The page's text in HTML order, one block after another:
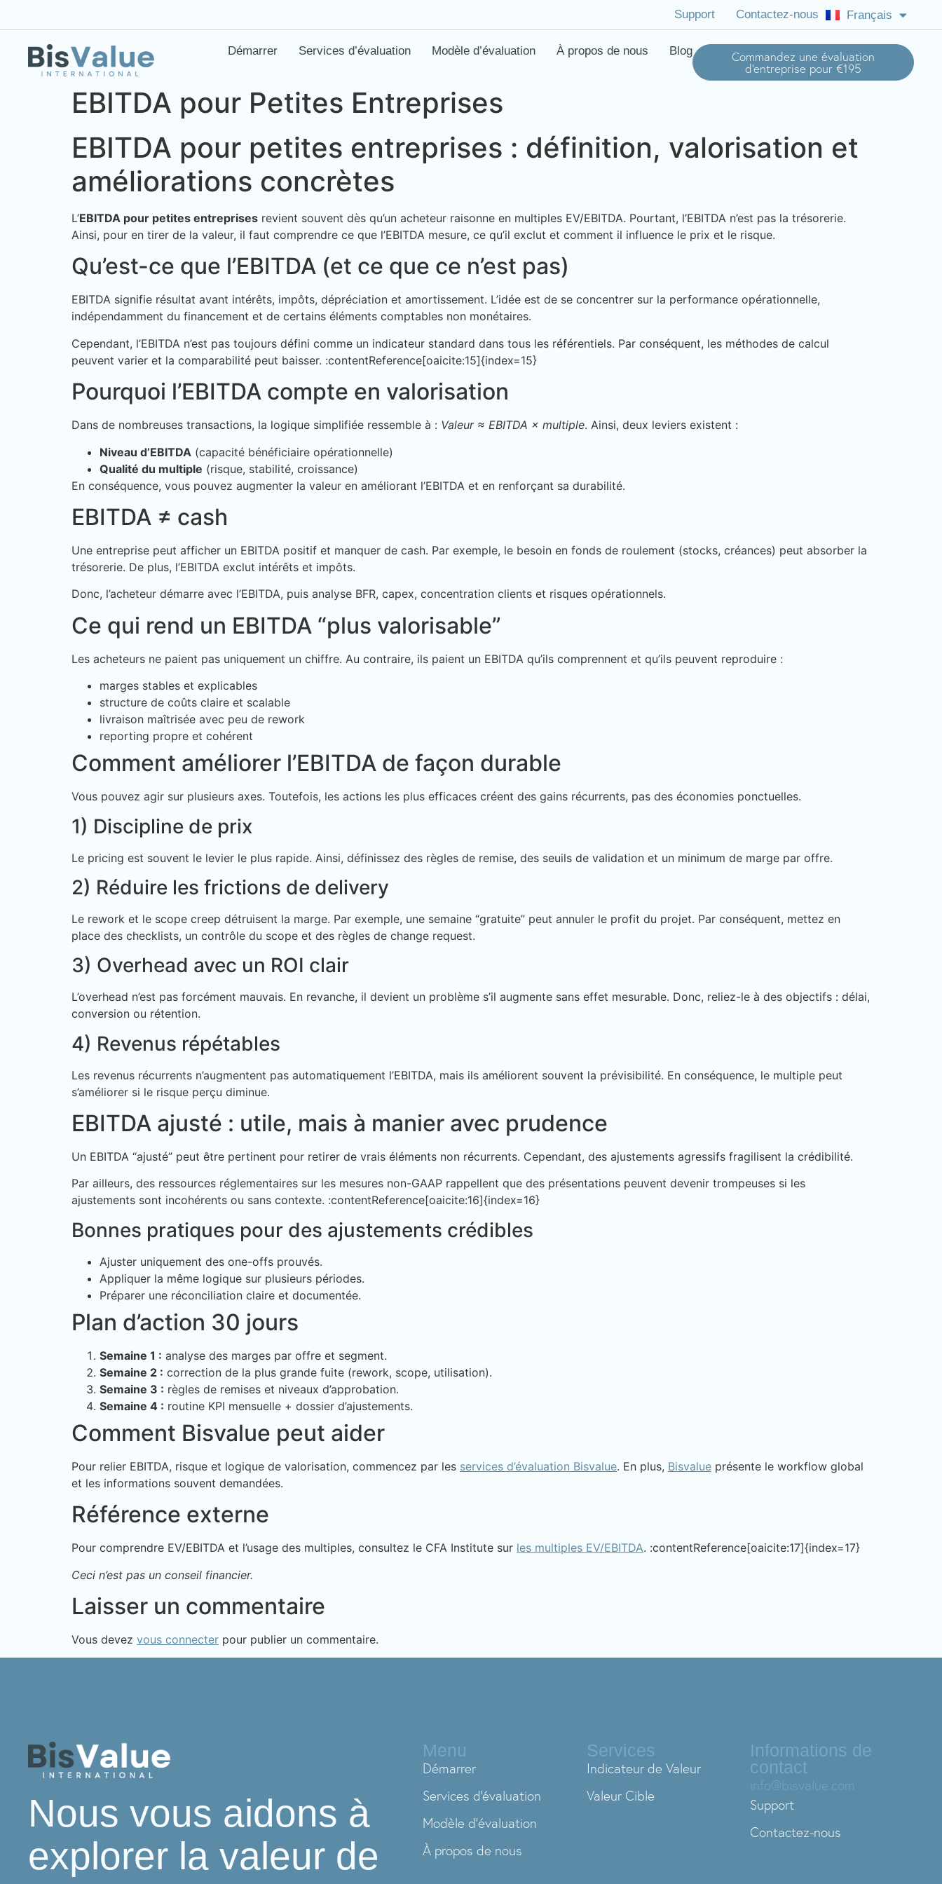
Support Contactez-nous Français
English (US)
Démarrer Services d’évaluation Modèle d’évaluation À propos de nous Blog
Commandez une évaluation
d'entreprise pour €195
EBITDA pour Petites Entreprises
EBITDA pour petites entreprises : définition, valorisation et
améliorations concrètes
L’EBITDA pour petites entreprises revient souvent dès qu’un acheteur raisonne en multiples EV/EBITDA. Pourtant, l’EBITDA n’est pas la trésorerie.
Ainsi, pour en tirer de la valeur, il faut comprendre ce que l’EBITDA mesure, ce qu’il exclut et comment il influence le prix et le risque.
Qu’est-ce que l’EBITDA (et ce que ce n’est pas)
EBITDA signifie résultat avant intérêts, impôts, dépréciation et amortissement. L’idée est de se concentrer sur la performance opérationnelle,
indépendamment du financement et de certains éléments comptables non monétaires.
Cependant, l’EBITDA n’est pas toujours défini comme un indicateur standard dans tous les référentiels. Par conséquent, les méthodes de calcul
peuvent varier et la comparabilité peut baisser. :contentReference[oaicite:15]{index=15}
Pourquoi l’EBITDA compte en valorisation
Dans de nombreuses transactions, la logique simplifiée ressemble à : Valeur ≈ EBITDA × multiple. Ainsi, deux leviers existent :
Niveau d’EBITDA (capacité bénéficiaire opérationnelle)
Qualité du multiple (risque, stabilité, croissance)
En conséquence, vous pouvez augmenter la valeur en améliorant l’EBITDA et en renforçant sa durabilité.
EBITDA ≠ cash
Une entreprise peut afficher un EBITDA positif et manquer de cash. Par exemple, le besoin en fonds de roulement (stocks, créances) peut absorber la
trésorerie. De plus, l’EBITDA exclut intérêts et impôts.
Donc, l’acheteur démarre avec l’EBITDA, puis analyse BFR, capex, concentration clients et risques opérationnels.
Ce qui rend un EBITDA “plus valorisable”
Les acheteurs ne paient pas uniquement un chiffre. Au contraire, ils paient un EBITDA qu’ils comprennent et qu’ils peuvent reproduire :
marges stables et explicables
structure de coûts claire et scalable
livraison maîtrisée avec peu de rework
reporting propre et cohérent
Comment améliorer l’EBITDA de façon durable
Vous pouvez agir sur plusieurs axes. Toutefois, les actions les plus efficaces créent des gains récurrents, pas des économies ponctuelles.
1) Discipline de prix
Le pricing est souvent le levier le plus rapide. Ainsi, définissez des règles de remise, des seuils de validation et un minimum de marge par offre.
2) Réduire les frictions de delivery
Le rework et le scope creep détruisent la marge. Par exemple, une semaine “gratuite” peut annuler le profit du projet. Par conséquent, mettez en
place des checklists, un contrôle du scope et des règles de change request.
3) Overhead avec un ROI clair
L’overhead n’est pas forcément mauvais. En revanche, il devient un problème s’il augmente sans effet mesurable. Donc, reliez-le à des objectifs : délai,
conversion ou rétention.
4) Revenus répétables
Les revenus récurrents n’augmentent pas automatiquement l’EBITDA, mais ils améliorent souvent la prévisibilité. En conséquence, le multiple peut
s’améliorer si le risque perçu diminue.
EBITDA ajusté : utile, mais à manier avec prudence
Un EBITDA “ajusté” peut être pertinent pour retirer de vrais éléments non récurrents. Cependant, des ajustements agressifs fragilisent la crédibilité.
Par ailleurs, des ressources réglementaires sur les mesures non-GAAP rappellent que des présentations peuvent devenir trompeuses si les
ajustements sont incohérents ou sans contexte. :contentReference[oaicite:16]{index=16}
Bonnes pratiques pour des ajustements crédibles
Ajuster uniquement des one-offs prouvés.
Appliquer la même logique sur plusieurs périodes.
Préparer une réconciliation claire et documentée.
Plan d’action 30 jours
Semaine 1 : analyse des marges par offre et segment.
Semaine 2 : correction de la plus grande fuite (rework, scope, utilisation).
Semaine 3 : règles de remises et niveaux d’approbation.
Semaine 4 : routine KPI mensuelle + dossier d’ajustements.
Comment Bisvalue peut aider
Pour relier EBITDA, risque et logique de valorisation, commencez par les services d’évaluation Bisvalue. En plus, Bisvalue présente le workflow global
et les informations souvent demandées.
Référence externe
Pour comprendre EV/EBITDA et l’usage des multiples, consultez le CFA Institute sur les multiples EV/EBITDA. :contentReference[oaicite:17]{index=17}
Ceci n’est pas un conseil financier.
Laisser un commentaire
Vous devez vous connecter pour publier un commentaire.
Nous vous aidons à
explorer la valeur de
Menu
Démarrer
Services d'évaluation
Modèle d’évaluation
À propos de nous
Services
Indicateur de Valeur
Valeur Cible
Informations de
contact
info@bisvalue.com
Support
Contactez-nous